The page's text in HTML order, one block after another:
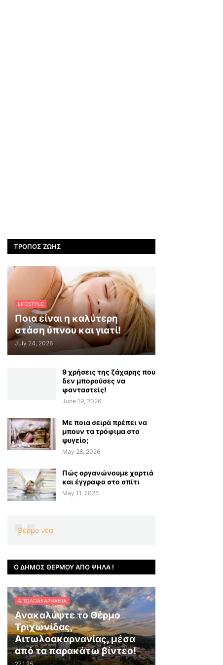
ΤΡΌΠΟΣ ΖΩΉΣ
LIFESTYLE
Ποια είναι η καλύτερη
στάση ύπνου και γιατί!
July 24, 2026
9 χρήσεις της ζάχαρης που
δεν μπορούσες να
φανταστείς!
June 19, 2026
Με ποια σειρά πρέπει να
μπουν τα τρόφιμα στο
ψυγείο;
May 28, 2026
Πώς οργανώνουμε χαρτιά
και έγγραφα στο σπίτι
May 11, 2026
Θέρμο νέα
Ο ΔΉΜΟΣ ΘΈΡΜΟΥ ΑΠΌ ΨΗΛΆ !
ΑΙΤΩΛΟΑΚΑΡΝΑΝΊΑ
Ανακαλύψτε το Θέρμο
Τριχωνίδας,
Αιτωλοακαρνανίας, μέσα
από τα παρακάτω βίντεο!